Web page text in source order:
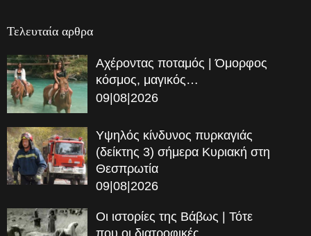
Τελευταία αρθρα
Αχέροντας ποταμός | Όμορφος
κόσμος, μαγικός…
09|08|2026
Υψηλός κίνδυνος πυρκαγιάς
(δείκτης 3) σήμερα Κυριακή στη
Θεσπρωτία
09|08|2026
Οι ιστορίες της Βάβως | Τότε